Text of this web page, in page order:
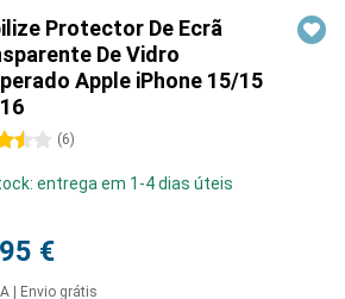
Protector De Ecrã
De Vidro
Apple iPhone 15/15
(6)
entrega em 1-4 dias úteis
€
Envio grátis